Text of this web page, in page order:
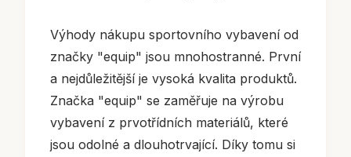
Výhody nákupu sportovního vybavení od
značky "equip" jsou mnohostranné. První
a nejdůležitější je vysoká kvalita produktů.
Značka "equip" se zaměřuje na výrobu
vybavení z prvotřídních materiálů, které
jsou odolné a dlouhotrvající. Díky tomu si